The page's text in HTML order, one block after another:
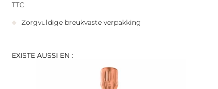
TTC
Zorgvuldige breukvaste verpakking
EXISTE AUSSI EN :